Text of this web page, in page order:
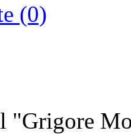
(0)
"Grigore